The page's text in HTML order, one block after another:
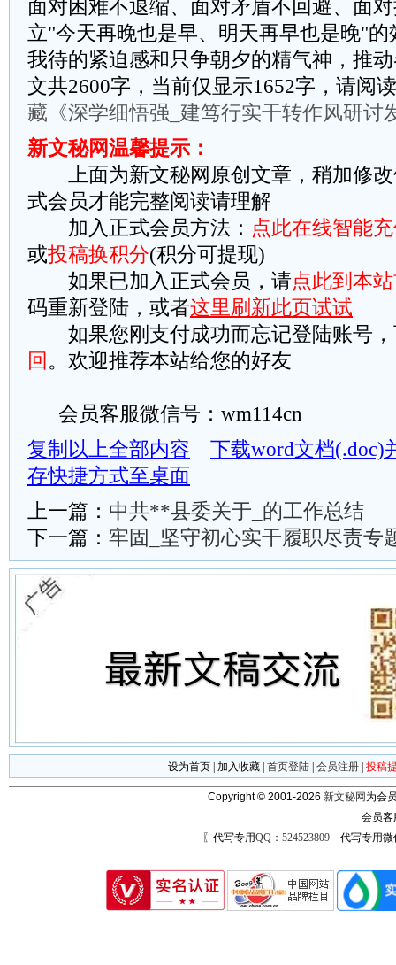
面对困难不退缩、面对矛盾不回避、面
立"今天再晚也是早、明天再早也是晚"
我待的紧迫感和只争朝夕的精气神，推
文共2600字，当前仅显示1652字，请阅
藏《深学细悟强_建笃行实干转作风研讨
新文秘网温馨提示：
上面为新文秘网原创文章，稍加修改
式会员才能完整阅读请理解
加入正式会员方法： 点此在线智能
或投稿换积分(积分可提现)
如果已加入正式会员，请点此到本
码重新登陆，或者这里刷新此页试试
如果您刚支付成功而忘记登陆账号，
回 。欢迎推荐本站给您的好友
会员客服微信号：wm114cn
复制以上全部内容
下载word文档(.doc)
存快捷方式至桌面
上一篇： 中共**县委关于_的工作总结
下一篇： 牢固_坚守初心实干履职尽责专
设为首页 加入收藏 首页登陆 会员注册 投稿
Copyright © 2001-2026 新文秘网 为会
会员
〖代写专用QQ：524523809代写专用微